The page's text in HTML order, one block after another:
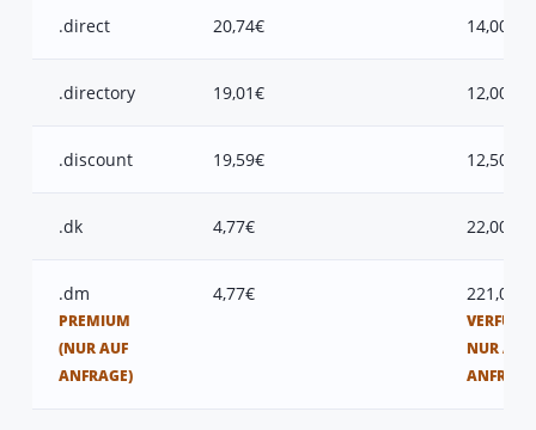
.direct 20,74€ 14,00€
.directory 19,01€ 12,00€
.discount 19,59€ 12,50€
.dk 4,77€ 22,00€
.dm
PREMIUM
(NUR AUF
ANFRAGE)
4,77€ 221,00€
NUR AUF